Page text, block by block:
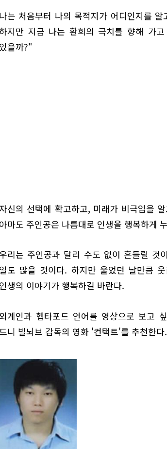
나는 처음부터 나의 목적지가 어디인지를
하지만 지금 나는 환희의 극치를 향해 가
있을까?"
신의 선택에 확고하고, 미래가 비극임을
아마도 주인공은 나름대로 인생을 행복하게
우리는 주인공과 달리 수도 없이 흔들릴
일도 많을 것이다. 하지만 울었던 날만큼
인생의 이야기가 행복하길 바란다.
외계인과 헵타포드 언어를 영상으로 보고
드니 빌뇌브 감독의 영화 '컨택트'를 추천한다.